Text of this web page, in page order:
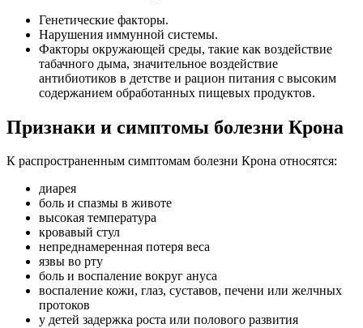
Генетические факторы.
Нарушения иммунной системы.
Факторы окружающей среды, такие как воздействие
табачного дыма, значительное воздействие
антибиотиков в детстве и рацион питания с высоким
содержанием обработанных пищевых продуктов.
Признаки и симптомы болезни Крона
К распространенным симптомам болезни Крона относятся:
диарея
боль и спазмы в животе
высокая температура
кровавый стул
непреднамеренная потеря веса
язвы во рту
боль и воспаление вокруг ануса
воспаление кожи, глаз, суставов, печени или желчных
протоков
у детей задержка роста или полового развития